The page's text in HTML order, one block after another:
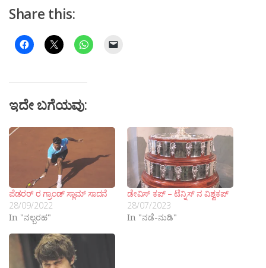
Share this:
ಇದೇ ಬಗೆಯವು:
ಪೆಡರರ್ ರ ಗ್ರಾಂಡ್ ಸ್ಲಾಮ್ ಸಾದನೆ
28/09/2022
In "ನಲ್ಬರಹ"
ಡೇವಿಸ್ ಕಪ್ – ಟೆನ್ನಿಸ್ ನ ವಿಶ್ವಕಪ್
28/07/2023
In "ನಡೆ-ನುಡಿ"